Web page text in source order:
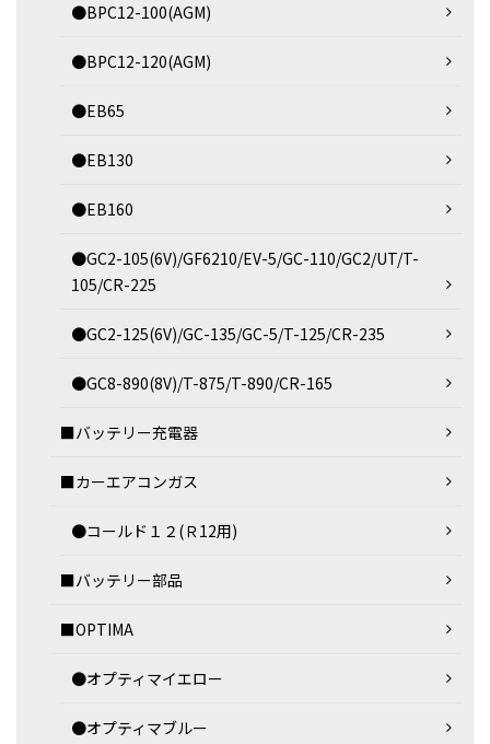
●BPC12-100(AGM)
●BPC12-120(AGM)
●EB65
●EB130
●EB160
●GC2-105(6V)/GF6210/EV-5/GC-110/GC2/UT/T-
105/CR-225
●GC2-125(6V)/GC-135/GC-5/T-125/CR-235
●GC8-890(8V)/T-875/T-890/CR-165
■バッテリー充電器
■カーエアコンガス
●コールド１２(Ｒ12用)
■バッテリー部品
■OPTIMA
●オプティマイエロー
●オプティマブルー